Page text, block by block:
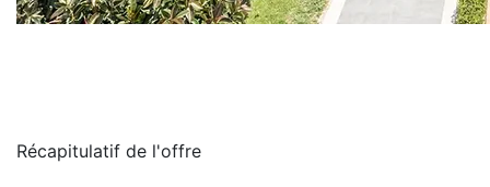
Récapitulatif de l'offre